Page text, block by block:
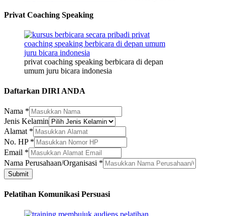
Privat Coaching Speaking
privat coaching speaking berbicara di depan
umum juru bicara indonesia
Daftarkan DIRI ANDA
Nama *
Jenis Kelamin
Alamat *
Nama
Jenis
Kelamin
No. HP *
Email *
Nama Perusahaan/Organisasi *
Submit
Pelatihan Komunikasi Persuasi